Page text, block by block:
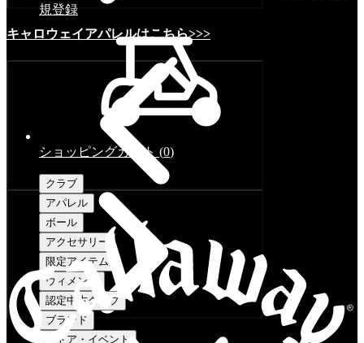
キャロウェイアパレルはこちら>>>
規登録
ショッピングカート (0)
クラブ
アパレル
ボール
アクセサリー
限定アイテム
ウィメンズ
認定中古クラブ
ブランド
ストア・イベント